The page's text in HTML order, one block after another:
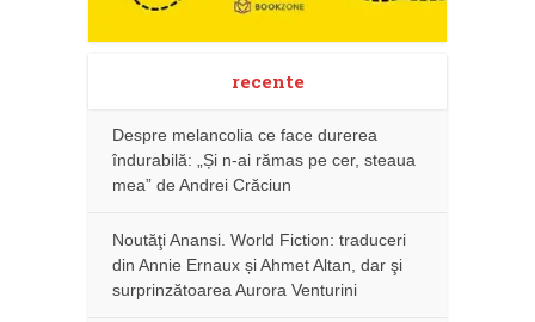
recente
Despre melancolia ce face durerea
îndurabilă: „Și n-ai rămas pe cer, steaua
mea” de Andrei Crăciun
Noutăţi Anansi. World Fiction: traduceri
din Annie Ernaux și Ahmet Altan, dar şi
surprinzătoarea Aurora Venturini